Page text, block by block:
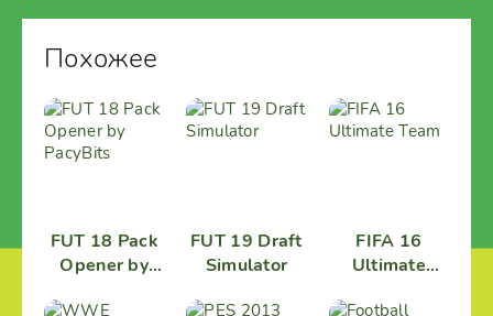
Похожее
FUT 18 Pack
Opener by
FUT 19 Draft
Simulator
FIFA 16
Ultimate